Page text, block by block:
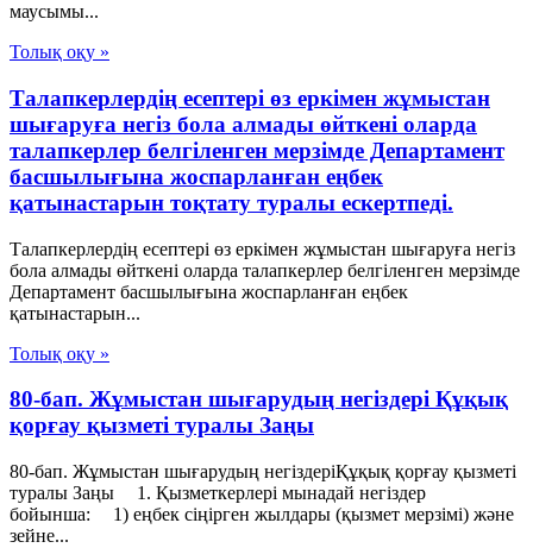
маусымы...
Толық оқу »
Талапкерлердің есептері өз еркімен жұмыстан
шығаруға негіз бола алмады өйткені оларда
талапкерлер белгіленген мерзімде Департамент
басшылығына жоспарланған еңбек
қатынастарын тоқтату туралы ескертпеді.
Талапкерлердің есептері өз еркімен жұмыстан шығаруға негіз
бола алмады өйткені оларда талапкерлер белгіленген мерзімде
Департамент басшылығына жоспарланған еңбек
қатынастарын...
Толық оқу »
80-бап. Жұмыстан шығарудың негіздері Құқық
қорғау қызметі туралы Заңы
80-бап. Жұмыстан шығарудың негіздеріҚұқық қорғау қызметі
туралы Заңы 1. Қызметкерлері мынадай негіздер
бойынша: 1) еңбек сіңірген жылдары (қызмет мерзімі) және
зейне...